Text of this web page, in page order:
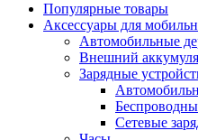
Популярные товары
Аксессуары для
Автомобильные
Внешний
Зарядные
Сетевые